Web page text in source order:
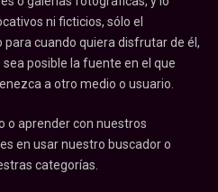
ni ficticios, sólo el
cuando quiera disfrutar de él,
posible la fuente en el que
a otro medio o usuario.
o aprender con nuestros
en usar nuestro buscador o
categorías.